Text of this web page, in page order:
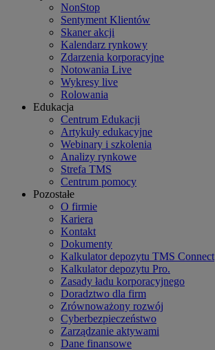
NonStop
Sentyment Klientów
Skaner akcji
Kalendarz rynkowy
Zdarzenia korporacyjne
Notowania Live
Wykresy live
Rolowania
Edukacja
Centrum Edukacji
Artykuły edukacyjne
Webinary i szkolenia
Analizy rynkowe
Strefa TMS
Centrum pomocy
Pozostałe
O firmie
Kariera
Kontakt
Dokumenty
Kalkulator depozytu TMS Connect
Kalkulator depozytu Pro.
Zasady ładu korporacyjnego
Doradztwo dla firm
Zrównoważony rozwój
Cyberbezpieczeństwo
Zarządzanie aktywami
Dane finansowe